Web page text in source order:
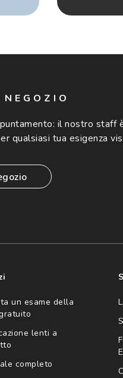
il nostro staff
qualsiasi tua esigenza
un esame della
lenti a
completo